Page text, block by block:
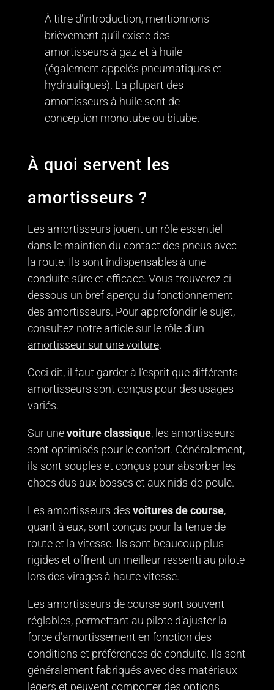
À titre d’introduction, mentionnons
brièvement qu’il existe des
amortisseurs à gaz et à huile
(également appelés pneumatiques et
hydrauliques). La plupart des
amortisseurs à huile sont de
conception monotube ou bitube.
À quoi servent les
amortisseurs ?
Les amortisseurs jouent un rôle essentiel
dans le maintien du contact des pneus avec
la route. Ils sont indispensables à une
conduite sûre et efficace. Vous trouverez ci-
dessous un bref aperçu du fonctionnement
des amortisseurs. Pour approfondir le sujet,
consultez notre article sur le rôle d’un
amortisseur sur une voiture.
Ceci dit, il faut garder à l’esprit que différents
amortisseurs sont conçus pour des usages
variés.
Sur unevoiture classique, les amortisseurs
sont optimisés pour le confort. Généralement,
ils sont souples et conçus pour absorber les
chocs dus aux bosses et aux nids-de-poule.
Les amortisseurs des voitures de course,
quant à eux, sont conçus pour la tenue de
route et la vitesse. Ils sont beaucoup plus
rigides et offrent un meilleur ressenti au pilote
lors des virages à haute vitesse.
Les amortisseurs de course sont souvent
réglables, permettant au pilote d’ajuster la
force d’amortissement en fonction des
conditions et préférences de conduite. Ils sont
généralement fabriqués avec des matériaux
légers et peuvent comporter des options